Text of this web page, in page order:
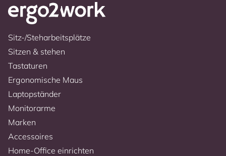
Sitz-/Steharbeitsplätze
Sitzen & stehen
Tastaturen
Ergonomische Maus
Laptopständer
Monitorarme
Marken
Accessoires
Home-Office einrichten